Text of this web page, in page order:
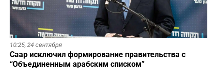
10:25, 24 сентября
Саар исключил формирование правительства с
“Объединенным арабским списком”